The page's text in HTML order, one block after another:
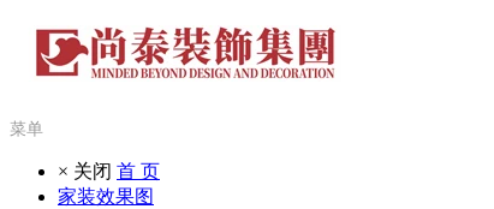
菜单
× 关闭 首 页
家装效果图